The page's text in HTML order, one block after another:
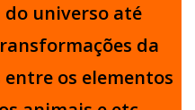
do universo até
da
os elementos